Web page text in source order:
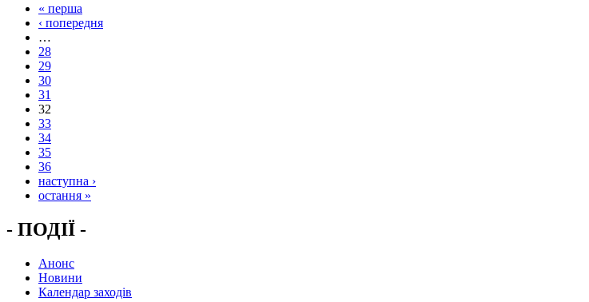
« перша
‹ попередня
…
28
29
30
31
32
33
34
35
36
наступна ›
остання »
- ПОДІЇ -
Анонс
Новини
Календар заходів